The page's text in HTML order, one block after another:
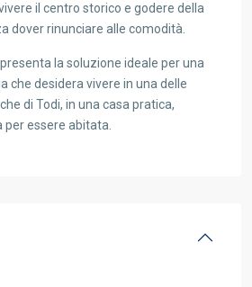
il centro storico e godere della
dover rinunciare alle comodità.
la soluzione ideale per una
che desidera vivere in una delle
di Todi, in una casa pratica,
essere abitata.